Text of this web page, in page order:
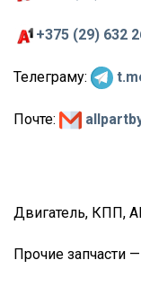
+375 (29) 632
Телеграму:
Почте:
Двигатель, КПП,
Прочие запчасти —